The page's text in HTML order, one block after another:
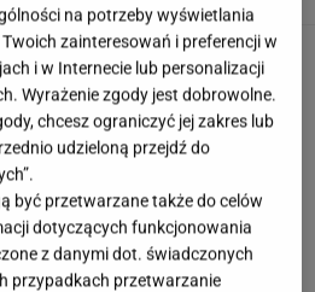
na potrzeby wyświetlania
zainteresowań i preferencji w
i w Internecie lub personalizacji
Wyrażenie zgody jest dobrowolne.
chcesz ograniczyć jej zakres lub
udzieloną przejdź do
być przetwarzane także do celów
dotyczących funkcjonowania
z danymi dot. świadczonych
przypadkach przetwarzanie